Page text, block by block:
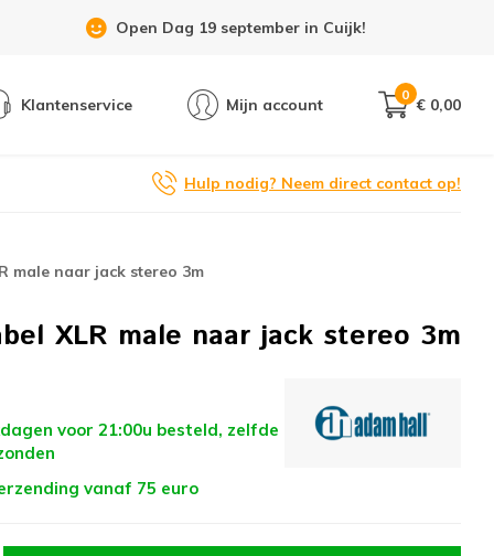
Showroom 6 dagen per week geopend!
Klantenservice Mijn account
0
€ 0,00
Hulp nodig? Neem direct contact op!
male naar jack stereo 3m
XLR male naar jack stereo 3m
voor 21:00u besteld, zelfde
vanaf 75 euro